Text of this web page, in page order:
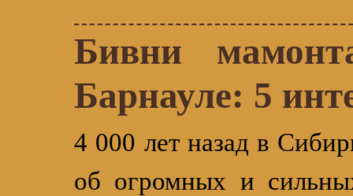
Бивни
Барнауле: 5
4 000 лет назад в
об огромных и